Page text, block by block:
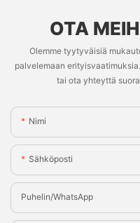
OTA
Olemme tyytyväisiä
palvelemaan
tai ota yhteyttä
Nimi
Sähköposti
Puhelin/WhatsApp